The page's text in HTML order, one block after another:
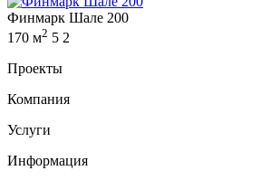
Финмарк Шале 200
170 м2 5 2
Проекты
Компания
Услуги
Информация